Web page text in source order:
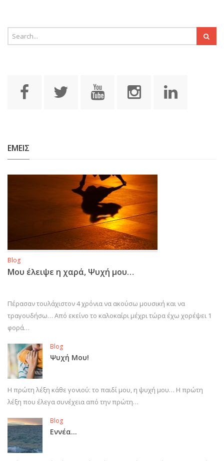
ΕΜΕΙΣ
Blog
Μου έλειψε η χαρά, Ψυχή μου…
Πέρασαν τουλάχιστον 4 χρόνια να ακούσω μουσική και να
τραγουδήσω… Από εκείνο το καλοκαίρι μέχρι τώρα έχω χορέψει 1
φορά…
Blog
Ψυχή Μου!
Η πρώτη λέξη κάθε γονιού: το παιδί μου, η ψυχή μου… Η πρώτη
λέξη που έλεγα συνέχεια από την πρώτη…
Blog
Εννέα…